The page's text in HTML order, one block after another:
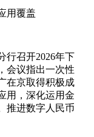
用覆盖
行召开2026年下
会议指出一次性
在京取得积极成
用，深化运用金
推进数字人民币